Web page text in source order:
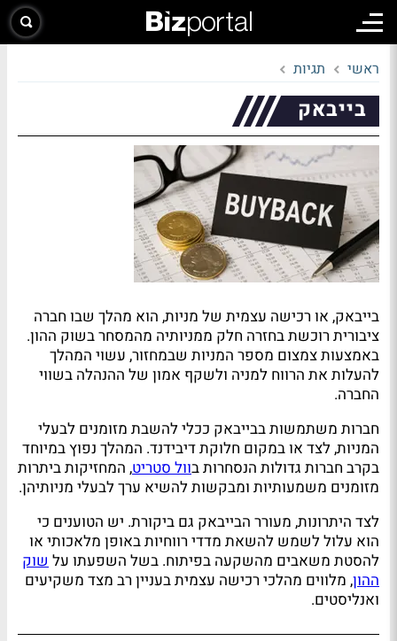
ראשי תגיות
בייבאק
בייבאק, או רכישה עצמית של מניות, הוא מהלך שבו חברה
ציבורית רוכשת בחזרה חלק ממניותיה מהמסחר בשוק ההון.
באמצעות צמצום מספר המניות שבמחזור, עשוי המהלך
להעלות את הרווח למניה ולשקף אמון של ההנהלה בשווי
החברה.
חברות משתמשות בבייבאק ככלי להשבת מזומנים לבעלי
המניות, לצד או במקום חלוקת דיבידנד. המהלך נפוץ במיוחד
בקרב חברות גדולות הנסחרות בוול סטריט, המחזיקות ביתרות
מזומנים משמעותיות ומבקשות להשיא ערך לבעלי מניותיהן.
לצד היתרונות, מעורר הבייבאק גם ביקורת. יש הטוענים כי
הוא עלול לשמש להשאת מדדי רווחיות באופן מלאכותי או
להסטת משאבים מהשקעה בפיתוח. בשל השפעתו עלשוק
ההון, מלווים מהלכי רכישה עצמית בעניין רב מצד משקיעים
ואנליסטים.